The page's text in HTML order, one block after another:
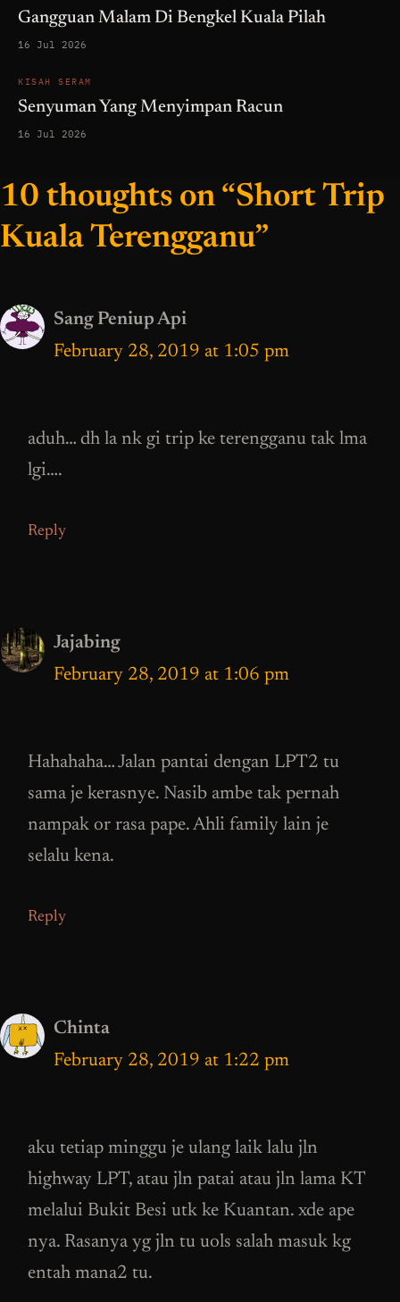
Gangguan Malam Di Bengkel Kuala Pilah
16 Jul 2026
KISAH SERAM
Senyuman Yang Menyimpan Racun
16 Jul 2026
10 thoughts on “Short Trip
Kuala Terengganu”
Sang Peniup Api
February 28, 2019 at 1:05 pm
aduh… dh la nk gi trip ke terengganu tak lma
lgi….
Reply
Jajabing
February 28, 2019 at 1:06 pm
Hahahaha… Jalan pantai dengan LPT2 tu
sama je kerasnye. Nasib ambe tak pernah
nampak or rasa pape. Ahli family lain je
selalu kena.
Reply
Chinta
February 28, 2019 at 1:22 pm
aku tetiap minggu je ulang laik lalu jln
highway LPT, atau jln patai atau jln lama KT
melalui Bukit Besi utk ke Kuantan. xde ape
nya. Rasanya yg jln tu uols salah masuk kg
entah mana2 tu.